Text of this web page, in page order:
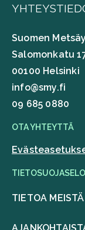
Suomen
Salomonkatu
00100 Helsinki
info@smy.fi
09 685 0880
OTA YHTEYTTÄ
TIETOA MEISTÄ